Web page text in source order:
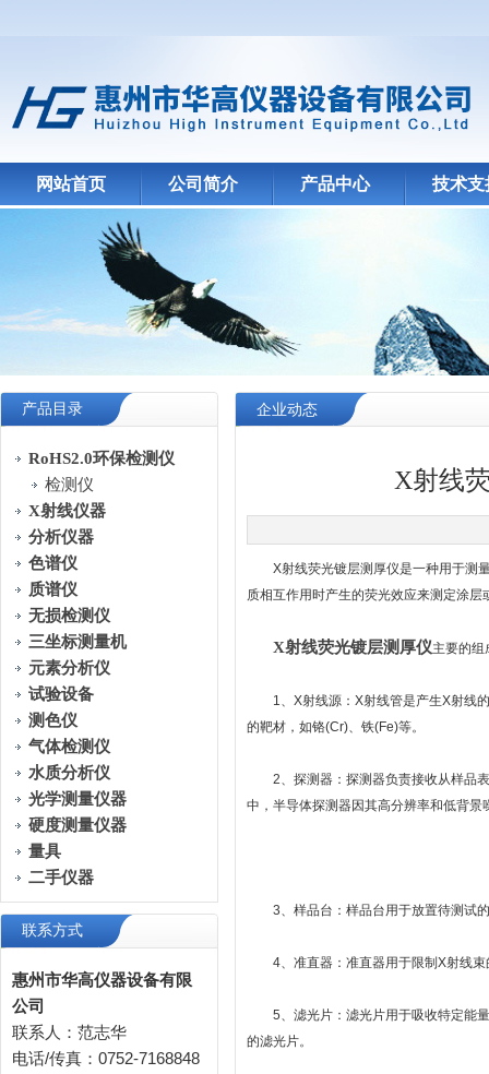
网站首页 公司简介 产品中心 技术支
产品目录
RoHS2.0环保检测仪
检测仪
X射线仪器
分析仪器
色谱仪
质谱仪
无损检测仪
三坐标测量机
元素分析仪
试验设备
测色仪
气体检测仪
水质分析仪
光学测量仪器
硬度测量仪器
量具
二手仪器
联系方式
惠州市华高仪器设备有限
公司
联系人：范志华
电话/传真：0752-7168848
企业动态
X射线
X射线荧光镀层测厚仪是一种用于测量
质相互作用时产生的荧光效应来测定涂层
X射线荧光镀层测厚仪主要的组
1、X射线源：X射线管是产生X射线的
的靶材，如铬(Cr)、铁(Fe)等。
2、探测器：探测器负责接收从样品表
中，半导体探测器因其高分辨率和低背景
3、样品台：样品台用于放置待测试的
4、准直器：准直器用于限制X射线束
5、滤光片：滤光片用于吸收特定能量
的滤光片。